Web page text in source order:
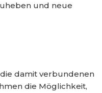
und neue
damit verbundenen
die Möglichkeit,